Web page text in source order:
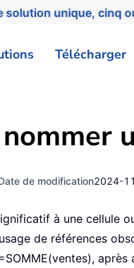
unique, cinq
Télécharger
de modification2024-
à une cellule
de références